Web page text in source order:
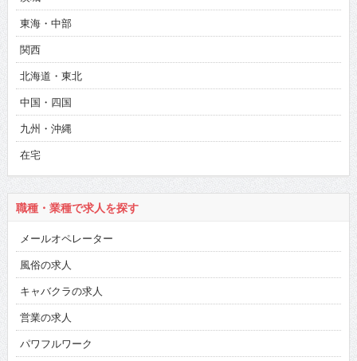
東海・中部
関西
北海道・東北
中国・四国
九州・沖縄
在宅
職種・業種で求人を探す
メールオペレーター
風俗の求人
キャバクラの求人
営業の求人
パワフルワーク